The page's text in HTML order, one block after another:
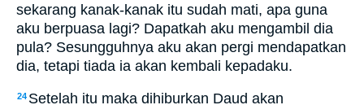
sekarang kanak-kanak itu sudah mati, apa guna
aku berpuasa lagi? Dapatkah aku mengambil dia
pula? Sesungguhnya aku akan pergi mendapatkan
dia, tetapi tiada ia akan kembali kepadaku.
24 Setelah itu maka dihiburkan Daud akan